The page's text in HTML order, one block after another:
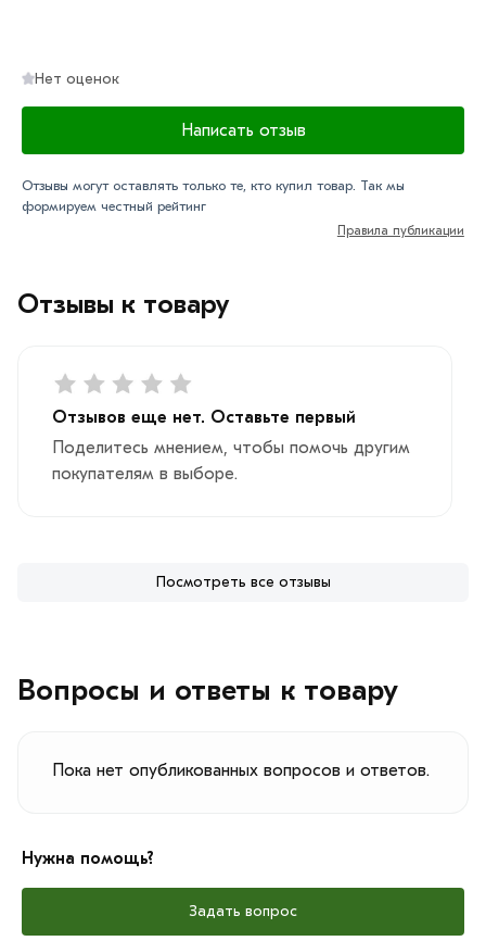
Отзывы к товару
Отзывов еще нет. Оставьте первый
Поделитесь мнением, чтобы помочь другим
покупателям в выборе.
Посмотреть все отзывы
Нет оценок
Написать отзыв
Отзывы могут оставлять только те, кто купил товар. Так мы
формируем честный рейтинг
Правила публикации
Вопросы и ответы к товару
Пока нет опубликованных вопросов и ответов.
Нужна помощь?
Задать вопрос